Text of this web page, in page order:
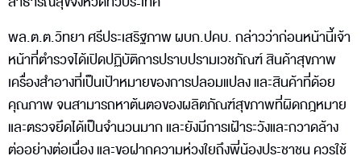
พล.ต.ต.วิทยา ศรีประเสริฐภาพ ผบก.ปคบ. กล่าวว่าก่อนหน้านี้เจ้า
หน้าที่ตำรวจได้เปิดปฏิบัติการปราบปรามเวชภัณฑ์ สินค้าสุขภาพ
เครื่องสำอางที่เป็นเป้าหมายของการปลอมแปลง และสินค้าที่ด้อย
คุณภาพ จนสามารถหาต้นตอของผลิตภัณฑ์สุขภาพที่ผิดกฎหมาย
และตรวจยึดได้เป็นจำนวนมาก และยังมีการเฝ้าระวังและกวาดล้าง
ต่ออย่างต่อเนื่อง และขอฝากความห่วงใยถึงพี่น้องประชาชน ควรใช้